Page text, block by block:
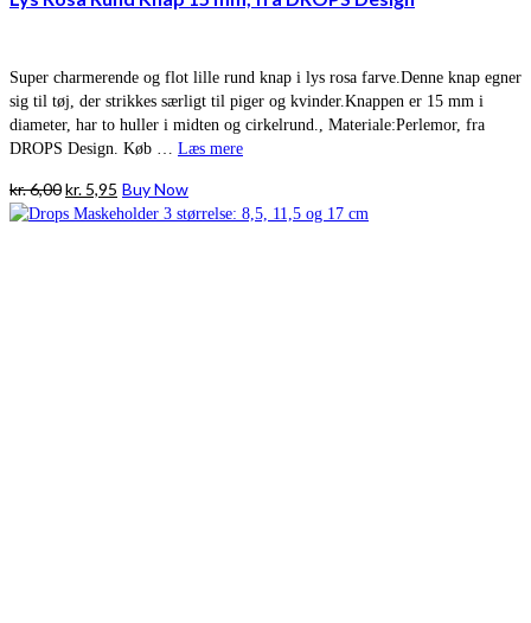
Super charmerende og flot lille rund knap i lys rosa farve.Denne knap egner
sig til tøj, der strikkes særligt til piger og kvinder.Knappen er 15 mm i
diameter, har to huller i midten og cirkelrund., Materiale:Perlemor, fra
DROPS Design. Køb … Læs mere
kr.6,00Den
oprindelige
kr. 5,95 Den
aktuelle
Buy Now